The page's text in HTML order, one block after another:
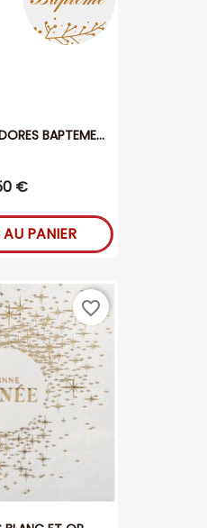
BAPTEME...
€
PANIER
favorite_border